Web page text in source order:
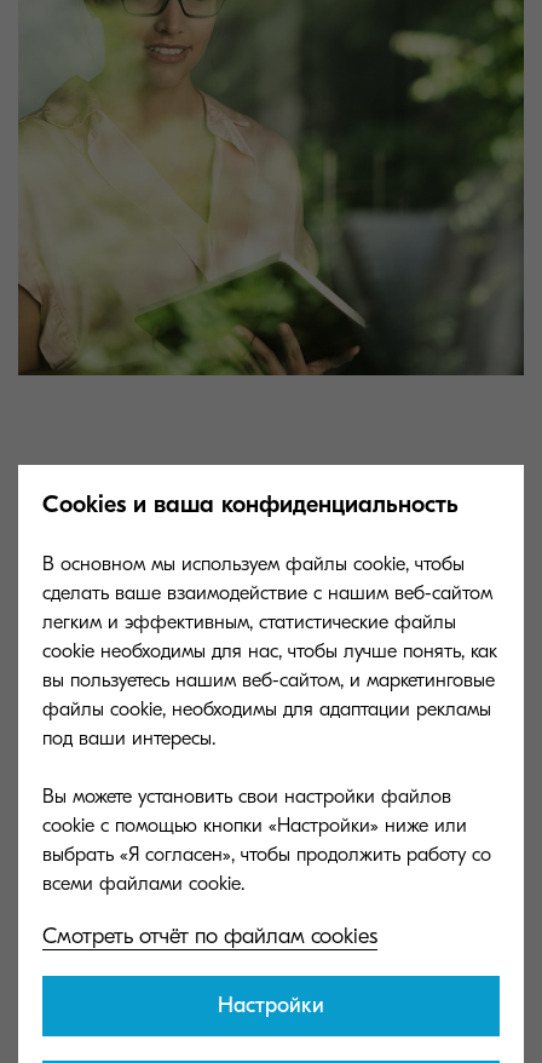
В основе системы управления печатью любой
решения, но и базовые философские
понятия, которые компания Kyocera выбрала в
качестве своего девиза много лет назад:
экологичность, экономичность и системность.
Принтеры и МФУ, созданные по концепции
ECOSYS создают меньше отходов и имеют
самые низкие затраты на печать по
Мы были первыми, кто разработал систему,
при которой расходным материалом в
Cookies и ваша конфиденциальность
В основном мы используем файлы cookie, чтобы
сделать ваше взаимодействие с нашим веб-сайтом
легким и эффективным, статистические файлы
cookie необходимы для нас, чтобы лучше понять, как
вы пользуетесь нашим веб-сайтом, и маркетинговые
файлы cookie, необходимы для адаптации рекламы
под ваши интересы.
Вы можете установить свои настройки файлов
cookie с помощью кнопки «Настройки» ниже или
выбрать «Я согласен», чтобы продолжить работу со
Смотреть отчёт по файлам cookies
Настройки